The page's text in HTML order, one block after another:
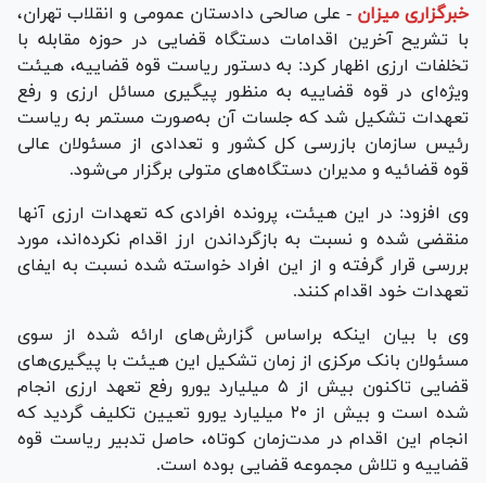
خبرگزاری میزان - علی صالحی دادستان عمومی و انقلاب تهران،
با تشریح آخرین اقدامات دستگاه قضایی در حوزه مقابله با
تخلفات ارزی اظهار کرد: به دستور ریاست قوه قضاییه، هیئت
ویژه‌ای در قوه قضاییه به منظور پیگیری مسائل ارزی و رفع
تعهدات تشکیل شد که جلسات آن به‌صورت مستمر به ریاست
رئیس سازمان بازرسی کل کشور و تعدادی از مسئولان عالی
قوه قضائیه و مدیران دستگاه‌های متولی برگزار می‌شود.
وی افزود: در این هیئت، پرونده افرادی که تعهدات ارزی آنها
منقضی شده و نسبت به بازگرداندن ارز اقدام نکرده‌اند، مورد
بررسی قرار گرفته و از این افراد خواسته شده نسبت به ایفای
تعهدات خود اقدام کنند.
وی با بیان اینکه براساس گزارش‌های ارائه شده از سوی
مسئولان بانک مرکزی از زمان تشکیل این هیئت با پیگیری‌های
قضایی تاکنون بیش از ۵ میلیارد یورو رفع تعهد ارزی انجام
شده است و بیش از ۲۰ میلیارد یورو تعیین تکلیف گردید که
انجام این اقدام در مدت‌زمان کوتاه، حاصل تدبیر ریاست قوه
قضاییه و تلاش مجموعه قضایی بوده است.